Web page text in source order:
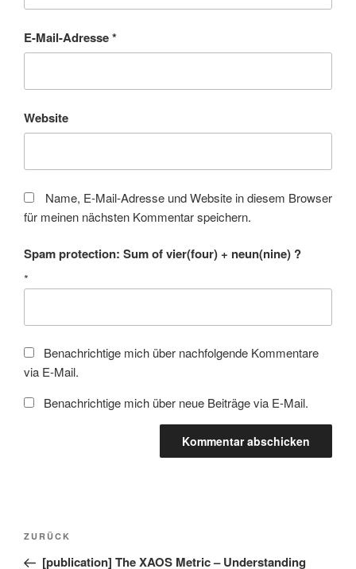
E-Mail-Adresse*
Website
Name, E-Mail-Adresse und Website in diesem Browser
für meinen nächsten Kommentar speichern.
Spam protection: Sum of vier(four) + neun(nine) ?
*
Benachrichtige mich über nachfolgende Kommentare
via E-Mail.
Benachrichtige mich über neue Beiträge via E-Mail.
Beitragsnavigation
Vorheriger
Beitrag
ZURÜCK
[publication] The XAOS Metric – Understanding